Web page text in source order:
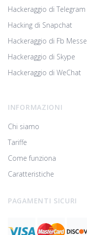
Hackeraggio di Telegram
Hacking di Snapchat
Hackeraggio di Fb
Hackeraggio di Skype
Hackeraggio di WeChat
INFORMAZIONI
Chi siamo
Tariffe
Come funziona
Caratteristiche
PAGAMENTI SICURI